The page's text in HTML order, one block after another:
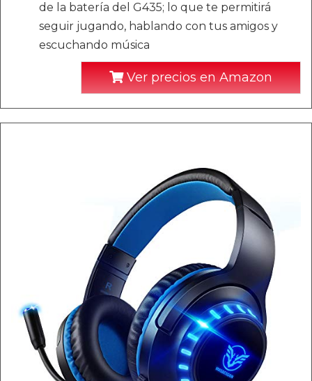
de la batería del G435; lo que te permitirá
seguir jugando, hablando con tus amigos y
escuchando música
Ver precios en Amazon